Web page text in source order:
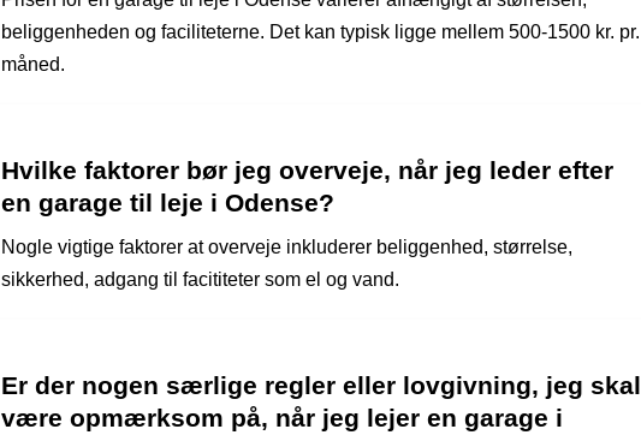
beliggenheden og faciliteterne. Det kan typisk ligge mellem 500-1500 kr. pr.
måned.
Hvilke faktorer bør jeg overveje, når jeg leder efter
en garage til leje i Odense?
Nogle vigtige faktorer at overveje inkluderer beliggenhed, størrelse,
sikkerhed, adgang til facititeter som el og vand.
Er der nogen særlige regler eller lovgivning, jeg skal
være opmærksom på, når jeg lejer en garage i